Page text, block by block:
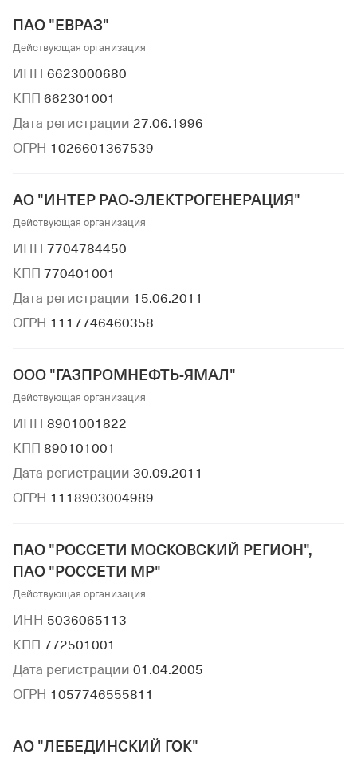
ПАО "ЕВРАЗ"
Действующая организация
ИНН 6623000680
КПП 662301001
Дата регистрации 27.06.1996
ОГРН 1026601367539
АО "ИНТЕР РАО-ЭЛЕКТРОГЕНЕРАЦИЯ"
Действующая организация
ИНН 7704784450
КПП 770401001
Дата регистрации 15.06.2011
ОГРН 1117746460358
ООО "ГАЗПРОМНЕФТЬ-ЯМАЛ"
Действующая организация
ИНН 8901001822
КПП 890101001
Дата регистрации 30.09.2011
ОГРН 1118903004989
ПАО "РОССЕТИ МОСКОВСКИЙ РЕГИОН",
ПАО "РОССЕТИ МР"
Действующая организация
ИНН 5036065113
КПП 772501001
Дата регистрации 01.04.2005
ОГРН 1057746555811
АО "ЛЕБЕДИНСКИЙ ГОК"